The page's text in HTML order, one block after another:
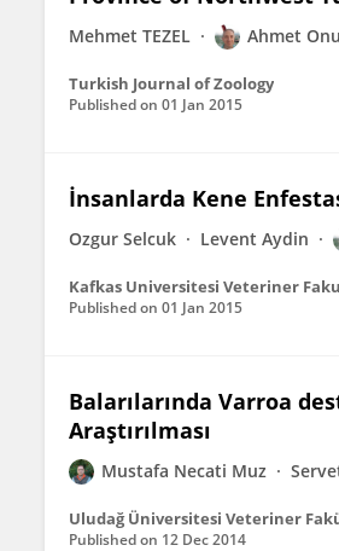
Mehmet TEZEL Ahmet
Turkish Journal of Zoology
Published on 01 Jan 2015
İnsanlarda Kene
Ozgur Selcuk Levent Aydin
Kafkas Universitesi Veteriner
Published on 01 Jan 2015
Balarılarında Varroa
Araştırılması
Mustafa Necati Muz
Uludağ Üniversitesi Veteriner
Published on 12 Dec 2014